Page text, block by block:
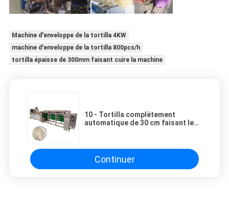
Machine d'enveloppe de la tortilla 4KW
machine d'enveloppe de la tortilla 800pcs/h
tortilla épaisse de 300mm faisant cuire la machine
10 - Tortilla complètement
automatique de 30 cm faisant le
Continuer